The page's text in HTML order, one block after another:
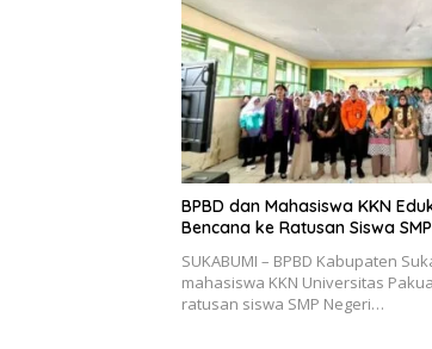
BPBD dan Mahasiswa KKN
Bencana ke Ratusan Siswa
SUKABUMI – BPBD Kabupaten
mahasiswa KKN Universitas
ratusan siswa SMP Negeri…